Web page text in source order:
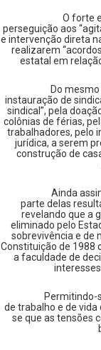
O forte
perseguição aos
e intervenção direta
realizarem
estatal em
Do
instauração de
sindical”, pela
colônias de férias,
trabalhadores, pelo
jurídica, a serem
construção de
Ainda
parte delas
revelando que a
eliminado pelo
sobrevivência e de
Constituição de 1988
a faculdade de
Permitindo-
de trabalho e de
se que as tensões